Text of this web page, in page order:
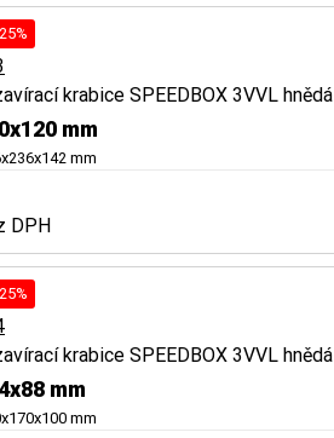
krabice SPEEDBOX 3VVL hnědá
mm
mm
DPH
krabice SPEEDBOX 3VVL hnědá
mm
mm